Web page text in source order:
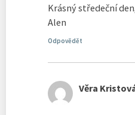
Krásný středeční
Alen
Odpovědět
Věra